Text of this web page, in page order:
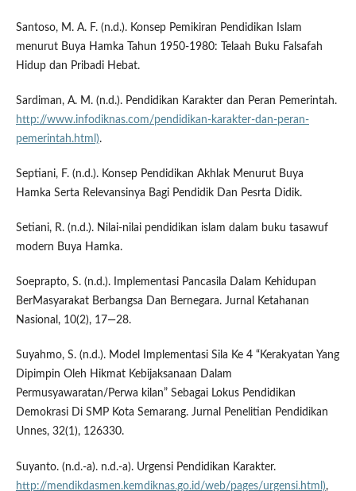
Santoso, M. A. F. (n.d.). Konsep Pemikiran Pendidikan Islam
menurut Buya Hamka Tahun 1950-1980: Telaah Buku Falsafah
Hidup dan Pribadi Hebat.
Sardiman, A. M. (n.d.). Pendidikan Karakter dan Peran Pemerintah.
http://www.infodiknas.com/pendidikan-karakter-dan-peran-
pemerintah.html).
Septiani, F. (n.d.). Konsep Pendidikan Akhlak Menurut Buya
Hamka Serta Relevansinya Bagi Pendidik Dan Pesrta Didik.
Setiani, R. (n.d.). Nilai-nilai pendidikan islam dalam buku tasawuf
modern Buya Hamka.
Soeprapto, S. (n.d.). Implementasi Pancasila Dalam Kehidupan
BerMasyarakat Berbangsa Dan Bernegara. Jurnal Ketahanan
Nasional, 10(2), 17—28.
Suyahmo, S. (n.d.). Model Implementasi Sila Ke 4 “Kerakyatan Yang
Dipimpin Oleh Hikmat Kebijaksanaan Dalam
Permusyawaratan/Perwa kilan” Sebagai Lokus Pendidikan
Demokrasi Di SMP Kota Semarang. Jurnal Penelitian Pendidikan
Unnes, 32(1), 126330.
Suyanto. (n.d.-a). n.d.-a). Urgensi Pendidikan Karakter.
http://mendikdasmen.kemdiknas.go.id/web/pages/urgensi.html),